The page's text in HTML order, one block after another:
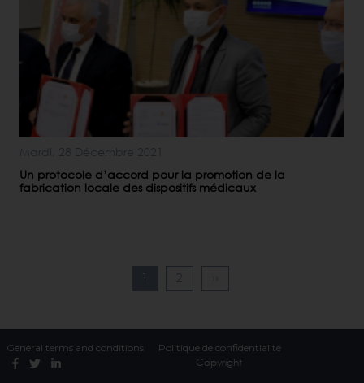
Mardi, 28 Décembre 2021
Un protocole d’accord pour la promotion de la
fabrication locale des dispositifs médicaux
Page
courante
1 Page
2
suivante
General terms and conditions
Politique de confidentialité
Copyright